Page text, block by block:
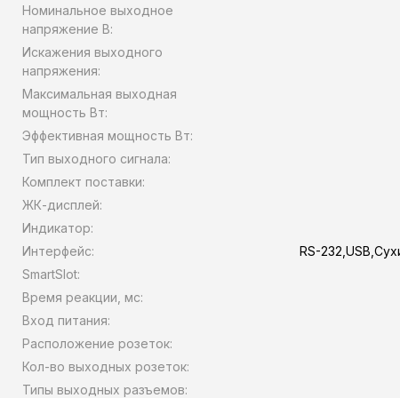
Номинальное выходное
напряжение В:
Искажения выходного
напряжения:
Максимальная выходная
мощность Вт:
Эффективная мощность Вт:
Тип выходного сигнала:
Комплект поставки:
ЖК-дисплей:
Индикатор:
Интерфейс:
RS-
SmartSlot:
Время реакции, мс:
Вход питания:
Расположение розеток:
Кол-во выходных розеток:
Типы выходных разъемов: